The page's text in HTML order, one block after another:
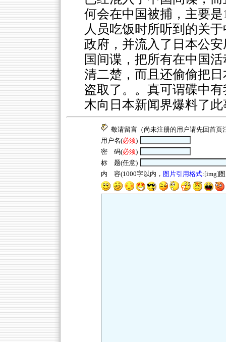
何会在中国被捕，主要
人员吃饭时所听到的关
政府，并流入了日本公
国间谍，把所有在中国
清二楚，而且还偷偷把
盗取了。。真可谓碟中
木向日本新闻界爆料了此
敬请留言（尚未注册的用户请先回首页
用户名(必须)
密 码(必须)
标 题(任意)
内 容(1000字以内， 图片引用格式:[img]